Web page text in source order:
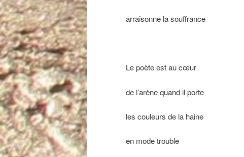
arraisonne la souffrance
Le poète est au cœur
de l’arène quand il porte
les couleurs de la haine
en mode trouble